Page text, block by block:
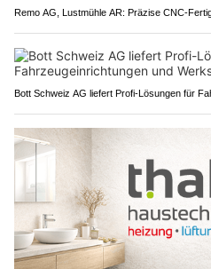
Remo AG, Lustmühle AR: Präzise CNC-
Bott Schweiz AG liefert Profi-Lösungen für